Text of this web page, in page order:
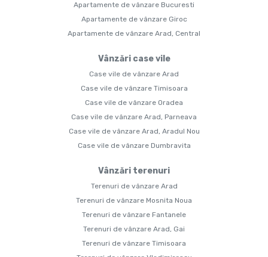
Apartamente de vânzare Bucuresti
Apartamente de vânzare Giroc
Apartamente de vânzare Arad, Central
Vânzări case vile
Case vile de vânzare Arad
Case vile de vânzare Timisoara
Case vile de vânzare Oradea
Case vile de vânzare Arad, Parneava
Case vile de vânzare Arad, Aradul Nou
Case vile de vânzare Dumbravita
Vânzări terenuri
Terenuri de vânzare Arad
Terenuri de vânzare Mosnita Noua
Terenuri de vânzare Fantanele
Terenuri de vânzare Arad, Gai
Terenuri de vânzare Timisoara